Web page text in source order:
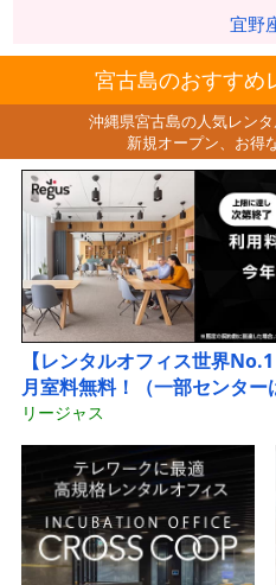
宜野
宮古島のおすすめ
沖縄県宮古島の人気レンタ
新規オープン、お得
【レンタルオフィス世界
月室料無料！（一部センター
リージャス